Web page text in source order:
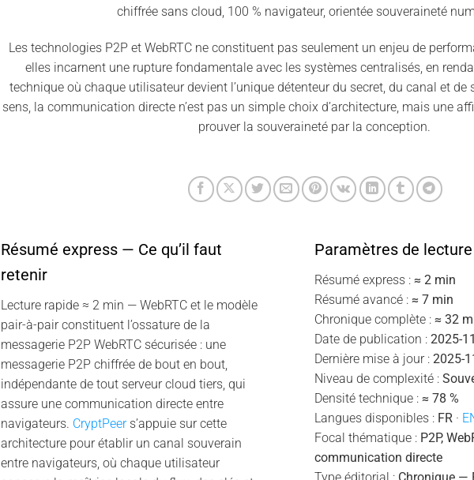
chiffrée sans cloud, 100 % navigateur, orientée souveraineté
Les technologies P2P et WebRTC ne constituent pas seulement un enjeu de
elles incarnent une rupture fondamentale avec les systèmes centralisés, en
technique où chaque utilisateur devient l’unique détenteur du secret, du canal et de
sens, la communication directe n’est pas un simple choix d’architecture, mais une
prouver la souveraineté par la conception.
Résumé express — Ce qu’il faut
retenir
Lecture rapide ≈ 2 min — WebRTC et le modèle
pair-à-pair constituent l’ossature de la
messagerie P2P WebRTC sécurisée : une
messagerie P2P chiffrée de bout en bout,
indépendante de tout serveur cloud tiers, qui
assure une communication directe entre
navigateurs. CryptPeers’appuie sur cette
architecture pour établir un canal souverain
entre navigateurs, où chaque utilisateur
Paramètres de lecture
Résumé express : ≈ 2 min
Résumé avancé : ≈ 7 min
Chronique complète : ≈ 32
Date de publication : 2025-
Dernière mise à jour : 2025-
Niveau de complexité :
Densité technique : ≈ 78 %
Langues disponibles : FR ·
Focal thématique : P2P,
communication directe
Type éditorial : Chronique —